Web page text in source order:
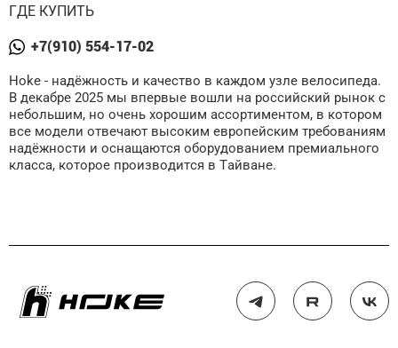
ГДЕ КУПИТЬ
+7(910) 554-17-02
Hoke - надёжность и качество в каждом узле велосипеда.
В декабре 2025 мы впервые вошли на российский рынок с
небольшим, но очень хорошим ассортиментом, в котором
все модели отвечают высоким европейским требованиям
надёжности и оснащаются оборудованием премиального
класса, которое производится в Тайване.